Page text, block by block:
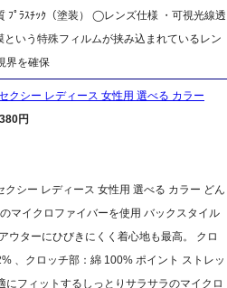
ﾌﾟﾗｽﾁｯｸ（塗装） ◯レンズ仕様 ・可視光線透
いう特殊フィルムが挟み込まれているレン
界を確保
クシー レディース 女性用 選べる カラー
円
シー レディース 女性用 選べる カラー どん
マイクロファイバーを使用 バックスタイル
ウターにひびきにくく着心地も最高。 クロ
、クロッチ部：綿 100% ポイント ストレッ
フィットするしっとりサラサラのマイクロ